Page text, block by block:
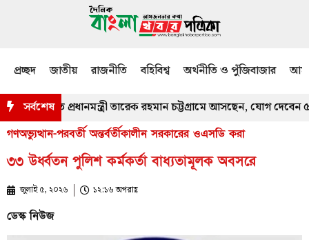
প্রচ্ছদ জাতীয় রাজনীতি বহিবিশ্ব অর্থনীতি ও পুঁজিবাজার
সর্বশেষ
নিতে প্রধানমন্ত্রী তারেক রহমান চট্টগ্রামে আসছেন, যোগ দেবেন ৫
গণঅভ্যুত্থান-পরবর্তী অন্তর্বর্তীকালীন সরকারের ওএসডি করা
৩৩ উর্ধ্বতন পুলিশ কর্মকর্তা বাধ্যতামূলক অবসরে
জুলাই ৫, ২০২৬ ১২:১৬ অপরাহ্ণ
ডেস্ক নিউজ